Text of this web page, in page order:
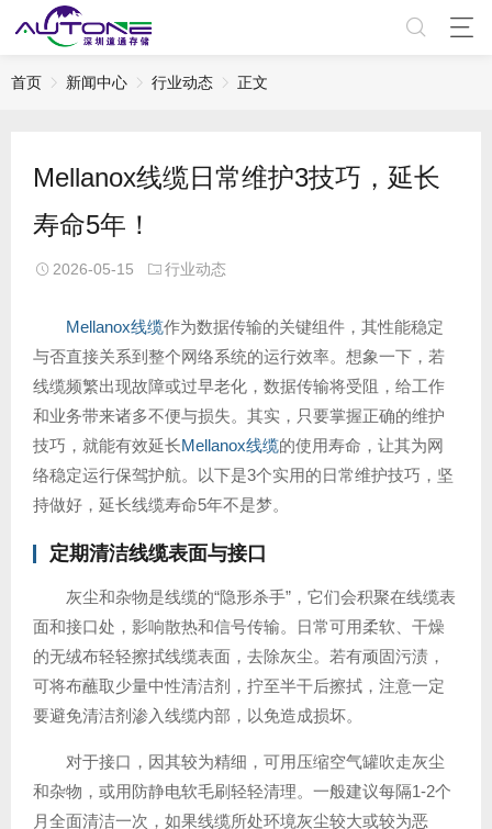
首页 新闻中心 行业动态 正文
Mellanox线缆日常维护3技巧，延长
寿命5年！
2026-05-15 行业动态
Mellanox线缆作为数据传输的关键组件，其性能稳定
与否直接关系到整个网络系统的运行效率。想象一下，若
线缆频繁出现故障或过早老化，数据传输将受阻，给工作
和业务带来诸多不便与损失。其实，只要掌握正确的维护
技巧，就能有效延长Mellanox线缆的使用寿命，让其为网
络稳定运行保驾护航。以下是3个实用的日常维护技巧，坚
持做好，延长线缆寿命5年不是梦。
定期清洁线缆表面与接口
灰尘和杂物是线缆的“隐形杀手”，它们会积聚在线缆表
面和接口处，影响散热和信号传输。日常可用柔软、干燥
的无绒布轻轻擦拭线缆表面，去除灰尘。若有顽固污渍，
可将布蘸取少量中性清洁剂，拧至半干后擦拭，注意一定
要避免清洁剂渗入线缆内部，以免造成损坏。
对于接口，因其较为精细，可用压缩空气罐吹走灰尘
和杂物，或用防静电软毛刷轻轻清理。一般建议每隔1-2个
月全面清洁一次，如果线缆所处环境灰尘较大或较为恶